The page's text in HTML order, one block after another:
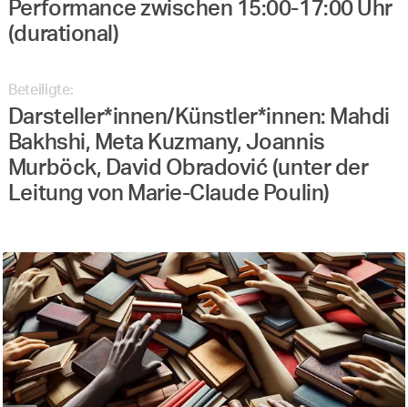
Performance zwischen 15:00-17:00 Uhr
(durational)
Beteiligte:
Darsteller*innen/Künstler*innen: Mahdi
Bakhshi, Meta Kuzmany, Joannis
Murböck, David Obradović (unter der
Leitung von Marie-Claude Poulin)